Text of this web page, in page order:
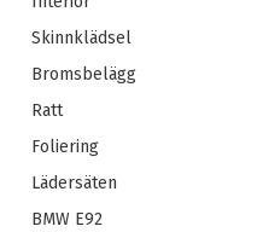
Skinnklädsel
Bromsbelägg
Ratt
Foliering
Lädersäten
BMW E92